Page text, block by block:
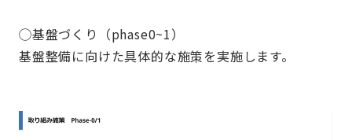
◯基盤づくり（phase0~1）
基盤整備に向けた具体的な施策を実施します。